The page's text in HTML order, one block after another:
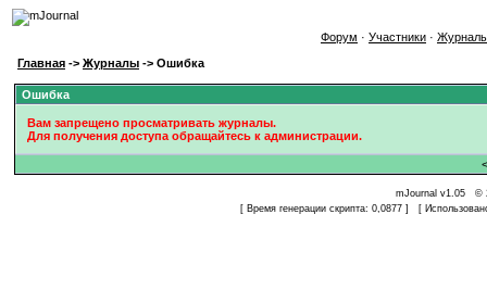
Форум · Участники ·
Главная -> Журналы -> Ошибка
Ошибка
Вам запрещено просматривать журналы.
Для получения доступа обращайтесь к администрации.
mJournal v1.05 ©
[ Время генерации скрипта: 0,0877 ] [